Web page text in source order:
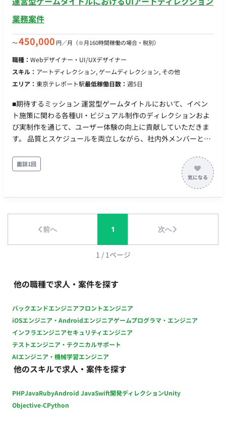
ービスについて） 全国フルリモートにてご稼働が可能な企業様
となります。 ■働き方 ‐月30時間前後（能力やスキルにより変動
あり） ※クライアントからの連絡に随時対応していただきたい
ため、平日はほぼ毎日稼働することを予定しています。 - レポ
ートに関しては週に1~2日稼働（スポットでの業務発生） - リモ
ート稼働：可能 - フレックス稼働：要相談 ---- PC：持参（スペ
業務案件
〜450,000 円／月 （※月160時間稼働の場合・税別）
職種： Webデザイナー・UI/UXデザイナー
スキル： アートディレクション, ゲームディレクション, その他
エリア： 東京テレポート駅最低稼働日数： 週5日
■期待するミッション 運営型ゲームタイトルにおいて、イベン
ト施策に関わる各種UI・ビジュアル制作のディレクションおよ
び実制作を通じて、ユーザー体験の向上に貢献していただきま
す。 品質とスケジュールを両立しながら、社内外メンバーと連
です。 ■業務内容・担当工程 【イベント施策に関わるデザイン
制作】 ・ロゴデザイン、アイコン制作など各種クリエイティブ
制作 ・UIパーツやビジュアル素材の作成 担当工程：実装・テス
ト 【クオリティコントロール（アートディレクション業務）】
【進行管理・折衝業務】 ・セクションメンバーのスケジュール
管理 ・外部協力会社との折衝、スケジュール調整 ・社内外との
調整業務 担当工程：要件定義・保守運用 ■チーム体制 ・アート
環境 プログラミング言語 ・該当なし インフラ ・該当なし ■働
き方 ・稼働量：週5日 ・リモート稼働：一部リモート（週3日出
面談1回
前へ 1 次へ
1 / 1ページ
他の職種で求人・案件を探す
バックエンドエンジニアフロントエンジニア
iOSエンジニア・Androidエンジニアゲームプログラマ・エンジニア
インフラエンジニアセキュリティエンジニア
テストエンジニア・テクニカルサポート
AIエンジニア・機械学習エンジニア
他のスキルで求人・案件を探す
PHPJavaRubyAndroid JavaSwift開発ディレクションUnity
Objective-CPython